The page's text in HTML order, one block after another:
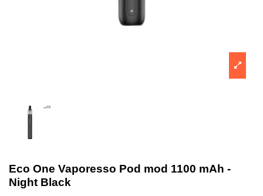
Eco One Vaporesso Pod mod 1100 mAh -
Night Black